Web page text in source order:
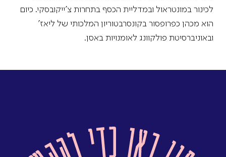
לכינור במונטראול ובמדליית הכסף בתחרות צ'ייקובסקי. כיום
הוא מכהן כפרופסור בקונסרבטוריון המלכותי של ליאז'
ובאוניברסיטת פולקוונג לאומנויות באסן.